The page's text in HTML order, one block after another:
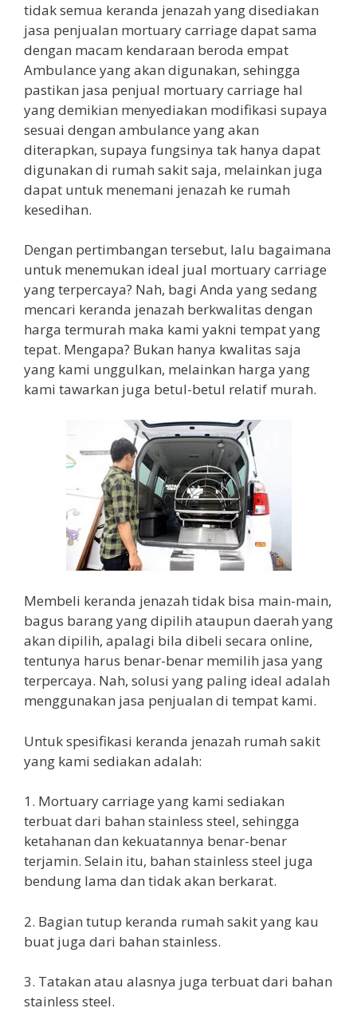
tidak semua keranda jenazah yang disediakan
jasa penjualan mortuary carriage dapat sama
dengan macam kendaraan beroda empat
Ambulance yang akan digunakan, sehingga
pastikan jasa penjual mortuary carriage hal
yang demikian menyediakan modifikasi supaya
sesuai dengan ambulance yang akan
diterapkan, supaya fungsinya tak hanya dapat
digunakan di rumah sakit saja, melainkan juga
dapat untuk menemani jenazah ke rumah
kesedihan.
Dengan pertimbangan tersebut, lalu bagaimana
untuk menemukan ideal jual mortuary carriage
yang terpercaya? Nah, bagi Anda yang sedang
mencari keranda jenazah berkwalitas dengan
harga termurah maka kami yakni tempat yang
tepat. Mengapa? Bukan hanya kwalitas saja
yang kami unggulkan, melainkan harga yang
kami tawarkan juga betul-betul relatif murah.
Membeli keranda jenazah tidak bisa main-main,
bagus barang yang dipilih ataupun daerah yang
akan dipilih, apalagi bila dibeli secara online,
tentunya harus benar-benar memilih jasa yang
terpercaya. Nah, solusi yang paling ideal adalah
menggunakan jasa penjualan di tempat kami.
Untuk spesifikasi keranda jenazah rumah sakit
yang kami sediakan adalah:
1. Mortuary carriage yang kami sediakan
terbuat dari bahan stainless steel, sehingga
ketahanan dan kekuatannya benar-benar
terjamin. Selain itu, bahan stainless steel juga
bendung lama dan tidak akan berkarat.
2. Bagian tutup keranda rumah sakit yang kau
buat juga dari bahan stainless.
3. Tatakan atau alasnya juga terbuat dari bahan
stainless steel.